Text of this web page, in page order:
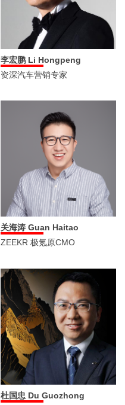
李宏鹏 Li Hongpeng
资深汽车营销专家
关海涛 Guan Haitao
ZEEKR 极氪原CMO
杜国忠 Du Guozhong